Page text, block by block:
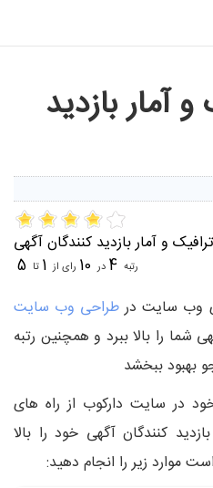
آمار بازدید
و آمار بازدید کنندگان آگهی
رتبه 4 در 10 رای از 1 تا 5
وب سایت درطراحی وب سایت
شما را بالا ببرد و همچنین رتبه
بهبود ببخشد
در سایت دارکوب از راه های
کنندگان آگهی خود را بالا
موارد زیر را انجام دهید: